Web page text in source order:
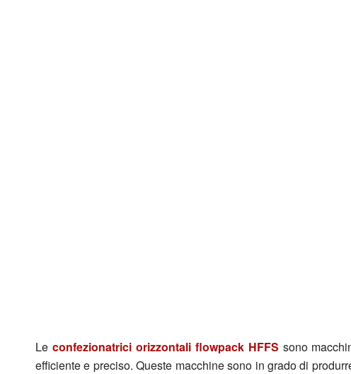
Le confezionatrici orizzontali flowpack HFFS sono
efficiente e preciso. Queste macchine sono in grado di